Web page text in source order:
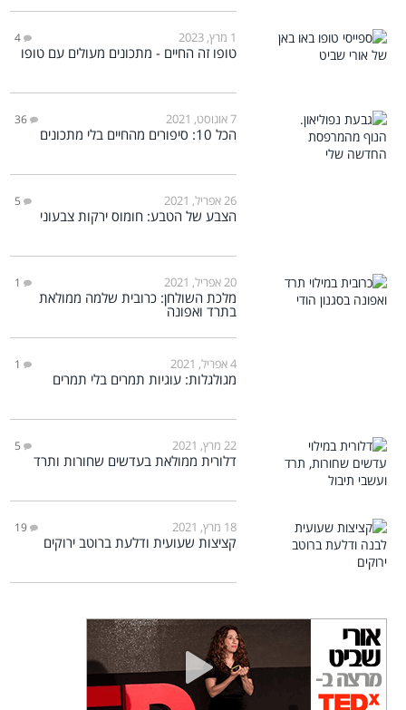
1 מרץ, 2023 4
טופו זה החיים - מתכונים מעולים עם טופו
7 אוגוסט, 2021 36
הכל 10: סיפורים מהחיים בלי מתכונים
26 אפריל, 2021 5
הצבע של הטבע: חומוס ירקות צבעוני
20 אפריל, 2021 1
מלכת השולחן: כרובית שלמה ממולאת
בתרד ואפונה
4 אפריל, 2021 1
מגולגלות: עוגיות תמרים בלי תמרים
22 מרץ, 2021 5
דלורית ממולאת בעדשים שחורות ותרד
18 מרץ, 2021 19
קציצות שעועית ודלעת ברוטב ירוקים